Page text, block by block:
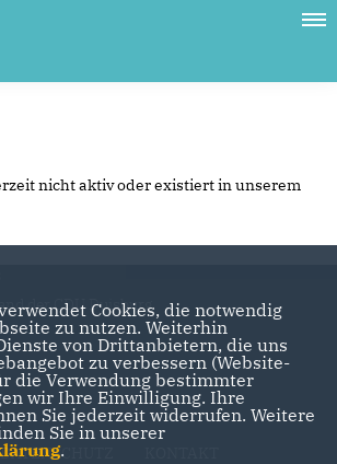
nicht aktiv oder existiert in unserem
der CDU Duisburg
DATENSCHUTZ
Cookies, die notwendig
zu nutzen. Weiterhin
von Drittanbietern, die uns
zu verbessern (Website-
die Verwendung bestimmter
wir Ihre Einwilligung. Ihre
Sie jederzeit widerrufen. Weitere
Sie in unserer
.